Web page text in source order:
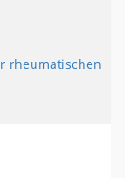
rheumatischen